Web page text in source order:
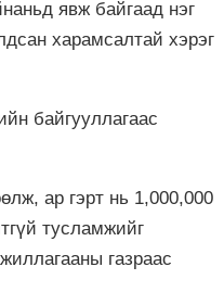
явж байгаад нэг
харамсалтай хэрэг
байгууллагаас
ар гэрт нь 1,000,000
тусламжийг
газраас